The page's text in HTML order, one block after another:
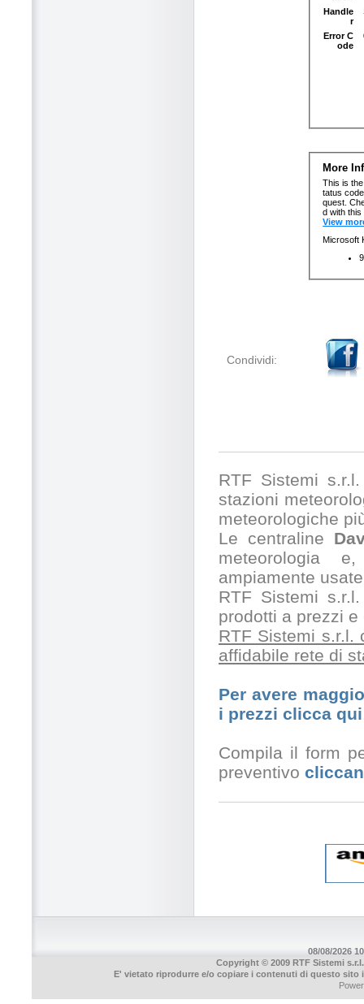
Condividi:
RTF Sistemi
stazioni
meteorologiche
Le centraline
meteorologia
ampiamente
RTF Sistemi
prodotti a prezzi
RTF Sistemi s.r.l.
affidabile rete di
Per avere
i prezzi clicca qui
Compila il form
preventivo
08/08/2026
Copyright © 2009 RTF Sistemi
E' vietato riprodurre e/o copiare i contenuti di questo